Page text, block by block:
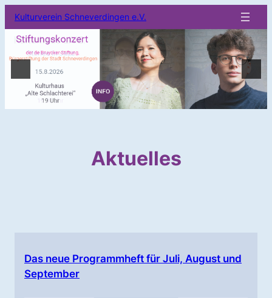
Kulturverein Schneverdingen e.V.
Aktuelles
Das neue Programmheft für Juli, August und
September